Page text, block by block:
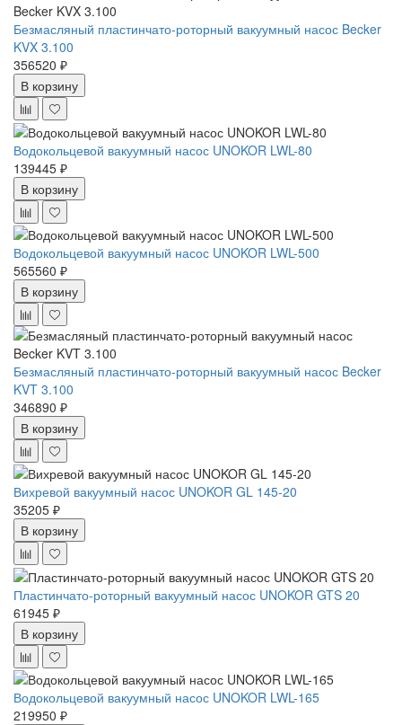
Безмасляный пластинчато-роторный вакуумный насос Becker
KVX 3.100
356520 ₽
В корзину
Водокольцевой вакуумный насос UNOKOR LWL-80
139445 ₽
В корзину
Водокольцевой вакуумный насос UNOKOR LWL-500
565560 ₽
В корзину
Безмасляный пластинчато-роторный вакуумный насос Becker
KVT 3.100
346890 ₽
В корзину
Вихревой вакуумный насос UNOKOR GL 145-20
35205 ₽
В корзину
Пластинчато-роторный вакуумный насос UNOKOR GTS 20
61945 ₽
В корзину
Водокольцевой вакуумный насос UNOKOR LWL-165
219950 ₽